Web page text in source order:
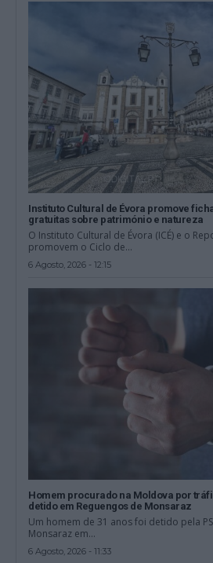
Instituto Cultural de Évora promove
gratuitas sobre património e natureza
O Instituto Cultural de Évora (ICÉ) e o
promovem o Ciclo de...
6 Agosto, 2026 - 12:15
Homem procurado na Moldova por
detido em Reguengos de Monsaraz
Um homem de 31 anos foi detido pela
Monsaraz em...
6 Agosto, 2026 - 11:33